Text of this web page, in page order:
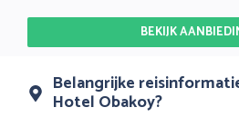
BEKIJK
Belangrijke
Hotel Obakoy?